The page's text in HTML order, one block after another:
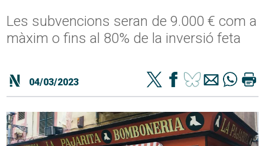
Les subvencions seran de 9.000 € com a
màxim o fins al 80% de la inversió feta
04/03/2023